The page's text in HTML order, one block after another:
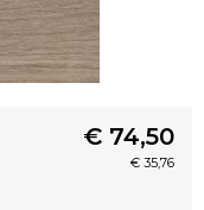
€ 74,50
€ 35,76